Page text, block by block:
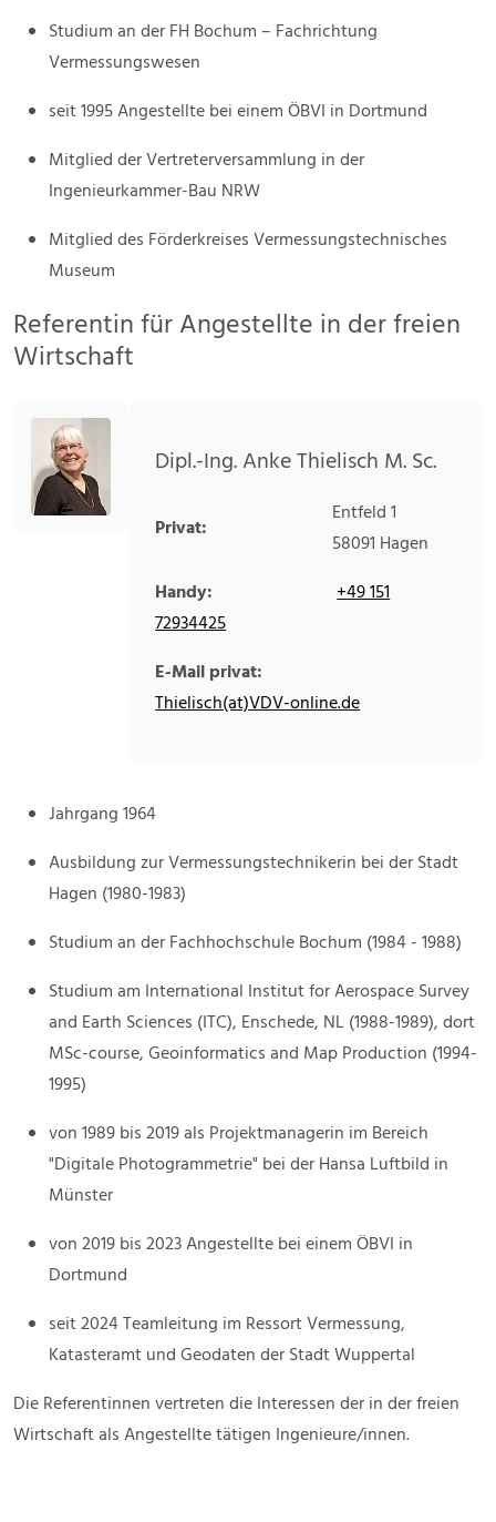
Studium an der FH Bochum – Fachrichtung
Vermessungswesen
seit 1995 Angestellte bei einem ÖBVI in Dortmund
Mitglied der Vertreterversammlung in der
Ingenieurkammer-Bau NRW
Mitglied des Förderkreises Vermessungstechnisches
Museum
Referentin für Angestellte in der freien
Wirtschaft
Dipl.-Ing. Anke Thielisch M. Sc.
Privat:
Entfeld 1
58091 Hagen
Handy:
+49 151
72934425
E-Mail privat:
Thielisch(at)VDV-online.de
Jahrgang 1964
Ausbildung zur Vermessungstechnikerin bei der Stadt
Hagen (1980-1983)
Studium an der Fachhochschule Bochum (1984 - 1988)
Studium am International Institut for Aerospace Survey
and Earth Sciences (ITC), Enschede, NL (1988-1989), dort
MSc-course, Geoinformatics and Map Production (1994-
1995)
von 1989 bis 2019 als Projektmanagerin im Bereich
"Digitale Photogrammetrie" bei der Hansa Luftbild in
Münster
von 2019 bis 2023 Angestellte bei einem ÖBVI in
Dortmund
seit 2024 Teamleitung im Ressort Vermessung,
Katasteramt und Geodaten der Stadt Wuppertal
Die Referentinnen vertreten die Interessen der in der freien
Wirtschaft als Angestellte tätigen Ingenieure/innen.